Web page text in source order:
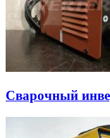
Сварочный